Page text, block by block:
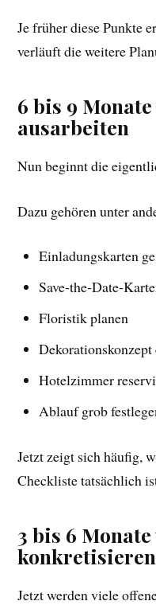
Je früher diese Punkte
verläuft die weitere
6 bis 9
ausarbeiten
Nun beginnt die
Dazu gehören unter
Einladungskarten
Save-the-Date-
Floristik planen
Hotelzimmer
Ablauf grob
Jetzt zeigt sich häufig,
Checkliste tatsächlich
3 bis 6
konkretisieren
Jetzt werden viele